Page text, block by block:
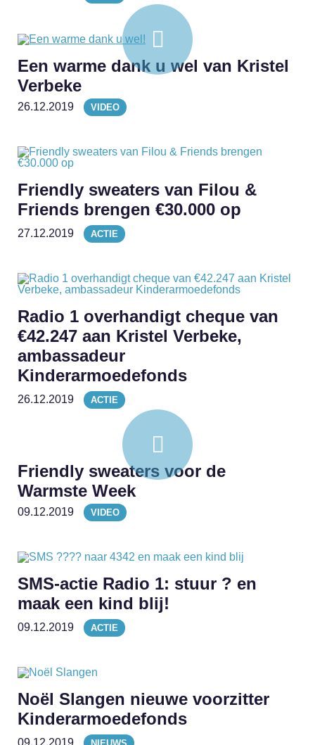
Een warme dank u wel van Kristel
Verbeke
26.12.2019 VIDEO
Friendly sweaters van Filou &
Friends brengen €30.000 op
27.12.2019 ACTIE
Radio 1 overhandigt cheque van
€42.247 aan Kristel Verbeke,
ambassadeur
Kinderarmoedefonds
26.12.2019 ACTIE
Friendly sweaters voor de
Warmste Week
09.12.2019 VIDEO
SMS-actie Radio 1: stuur ? en
maak een kind blij!
09.12.2019 ACTIE
Noël Slangen nieuwe voorzitter
Kinderarmoedefonds
09.12.2019 NIEUWS